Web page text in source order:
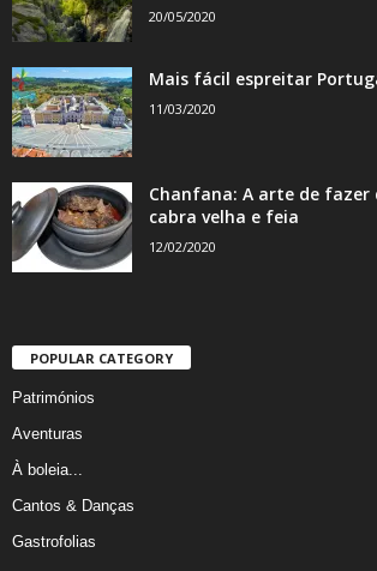
20/05/2020
Mais fácil espreitar
11/03/2020
Chanfana: A arte de fazer
cabra velha e feia
12/02/2020
POPULAR CATEGORY
Patrimónios
Aventuras
À boleia...
Cantos & Danças
Gastrofolias